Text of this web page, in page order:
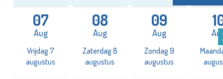
07
Aug
Vrijdag 7
augustus
08
Aug
Zaterdag 8
augustus
09
Aug
Zondag 9
augustus